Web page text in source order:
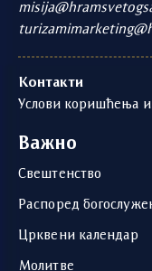
Контакти
Услови коришћења
Важно
Свештенство
Распоред
Црквени календар
Молитве